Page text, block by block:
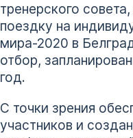
тренерского
поездку на
мира-2020 в
отбор,
год.
С точки зрения
участников и